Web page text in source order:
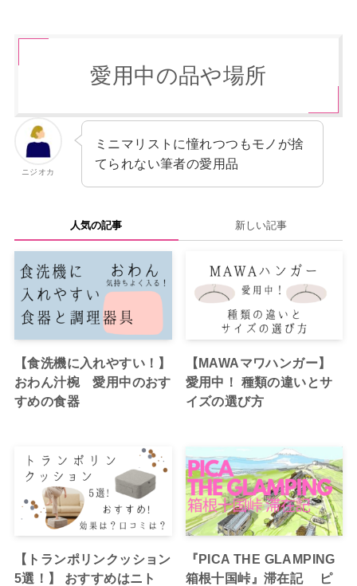
愛用中の品や場所
ニジオカ
ミニマリストに憧れつつもモノが捨
てられない筆者の愛用品
人気の記事 新しい記事
【食洗機に入れやすい！】
おわん汁椀 愛用中のおす
すめの食器
【MAWAマワハンガー】
愛用中！ 種類の違いとサ
イズの選び方
【トランポリンクッション
5選！】 おすすめはニト
『PICA THE GLAMPING
箱根十国峠』滞在記 ピ